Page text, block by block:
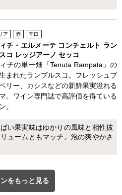
ア 赤 辛口
チ・エルメーテ コンチェルト ラン
コ レッジアーノ セッコ
チの単一畑「Tenuta Rampata」の
まれたランブルスコ。フレッシュブ
リー、カシスなどの新鮮果実溢れる
。ワイン専門誌で高評価を得ている
。
い果実味はゆかりの風味と相性抜
ュームともマッチ。泡の爽やかさ
をもっと見る